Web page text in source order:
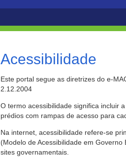
Acessibilidade
Este portal segue as diretrizes do e-
2.12.2004
O termo acessibilidade significa incluir
prédios com rampas de acesso para
Na internet, acessibilidade refere-se
(Modelo de Acessibilidade em
sites governamentais.